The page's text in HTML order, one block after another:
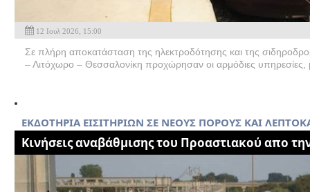
12 Ιουλ 2026, 15:00
Σε πλήρη αποκατάσταση της ηλεκτροδότησης και της
– Λιτόχωρο – Θεσσαλονίκη προχώρησαν οι αρμόδιες
ΕΚΔΟΤΗΡΙΑ ΕΙΣΙΤΗΡΙΩΝ ΣΕ ΝΕΟΥΣ ΠΟΡΟΥΣ ΚΑΙ
Κινήσεις αναβάθμισης του Προαστιακού απο